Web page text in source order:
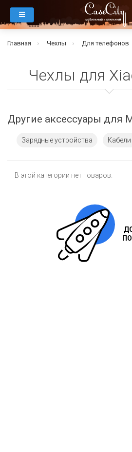
Главная Чехлы Для телефонов
Чехлы для
Другие аксессуары для
Зарядные устройства Кабели
В этой категории нет товаров.